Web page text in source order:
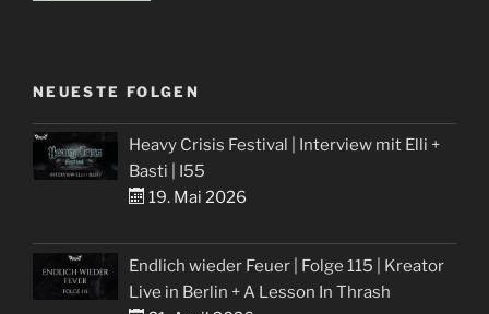
NEUESTE FOLGEN
Heavy Crisis Festival | Interview mit Elli +
Basti | I55
19. Mai 2026
Endlich wieder Feuer | Folge 115 | Kreator
Live in Berlin + A Lesson In Thrash